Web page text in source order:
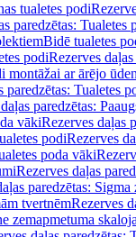
tualetes podi
paredzētas: Tualetes
Bidē tualetes
podiRezerves
montāžai ar ārējo
paredzētas: Tualetes
paredzētas:
vākiRezerves daļas
podiRezerves
poda vāki
Rezerves daļas
paredzētas:
tvertnēmRezerves
zemapmetuma